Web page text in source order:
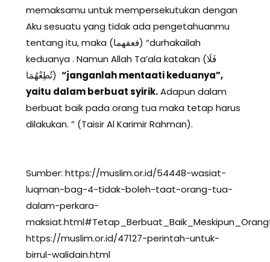
memaksamu untuk mempersekutukan dengan
Aku sesuatu yang tidak ada pengetahuanmu
tentang itu, maka (فعقهما) “durhakailah
keduanya . Namun Allah Ta’ala katakan (فَلَا
تُطِعْهُمَا) “janganlah mentaati keduanya”,
yaitu dalam berbuat syirik.Adapun dalam
berbuat baik pada orang tua maka tetap harus
dilakukan. ” (Taisir Al Karimir Rahman).
Sumber: https://muslim.or.id/54448-wasiat-
luqman-bag-4-tidak-boleh-taat-orang-tua-
dalam-perkara-
https://muslim.or.id/47127-perintah-untuk-
birrul-walidain.html